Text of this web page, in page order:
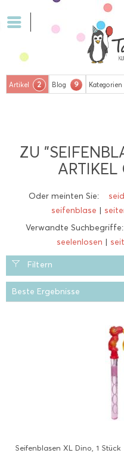
Artikel 2 Blog 9 Kategorien
ZU
ARTIKEL
Oder meinten Sie:
seifenblase |
Verwandte Suchbegriffe:
seelenlosen |
Filtern
Seifenblasen XL Dino, 1 Stück